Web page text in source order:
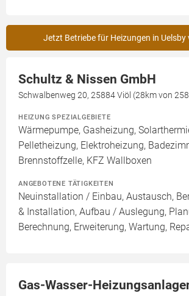
Jetzt Betriebe für Heizungen in Uelsby
Schultz & Nissen GmbH
Schwalbenweg 20, 25884 Viöl (28km von
HEIZUNG SPEZIALGEBIETE
Wärmepumpe, Gasheizung,
Pelletheizung, Elektroheizung,
Brennstoffzelle, KFZ Wallboxen
ANGEBOTENE TÄTIGKEITEN
Neuinstallation / Einbau, Austausch,
& Installation, Aufbau / Auslegung,
Berechnung, Erweiterung, Wartung,
Gas-Wasser-